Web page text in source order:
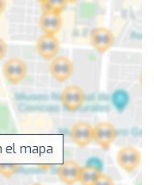
el mapa